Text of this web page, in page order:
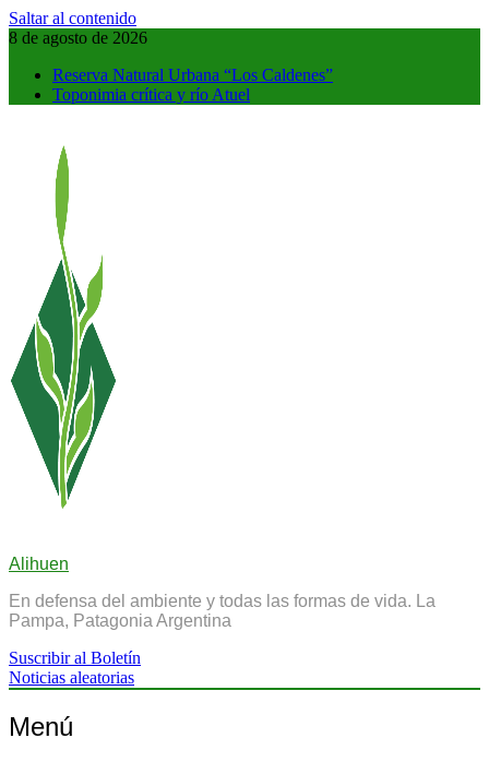
Saltar al contenido
8 de agosto de 2026
Reserva Natural Urbana “Los Caldenes”
Toponimia crítica y río Atuel
Alihuen
En defensa del ambiente y todas las formas de vida. La
Pampa, Patagonia Argentina
Suscribir al Boletín
Noticias aleatorias
Menú